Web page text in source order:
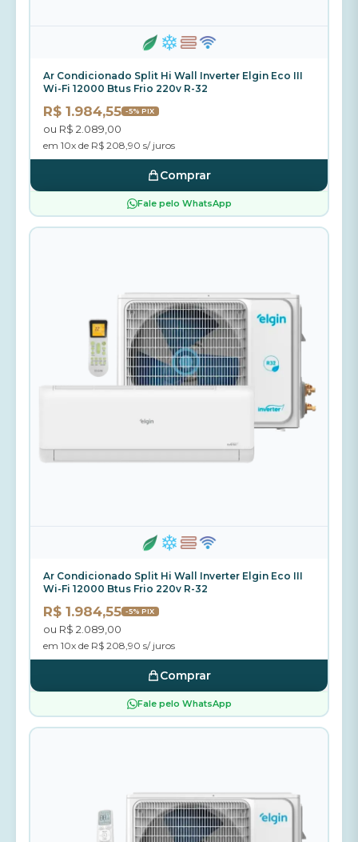
Ar Condicionado Split Hi Wall Inverter Elgin Eco III
Wi-Fi 12000 Btus Frio 220v R-32
R$ 1.984,55 -5% PIX
ou R$ 2.089,00
em 10x de R$ 208,90 s/ juros
Comprar
Fale pelo WhatsApp
Ar Condicionado Split Hi Wall Inverter Elgin Eco III
Wi-Fi 12000 Btus Frio 220v R-32
R$ 1.984,55 -5% PIX
ou R$ 2.089,00
em 10x de R$ 208,90 s/ juros
Comprar
Fale pelo WhatsApp